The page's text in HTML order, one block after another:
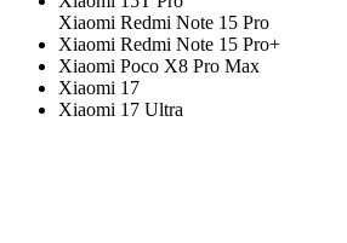
Xiaomi Redmi Note 15 Pro
Xiaomi Redmi Note 15 Pro+
Xiaomi Poco X8 Pro Max
Xiaomi 17
Xiaomi 17 Ultra